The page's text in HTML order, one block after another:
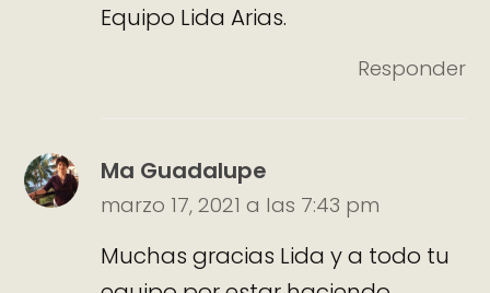
Equipo Lida Arias.
Responder
Ma Guadalupe
marzo 17, 2021 a las 7:43 pm
Muchas gracias Lida y a todo tu